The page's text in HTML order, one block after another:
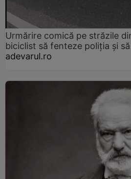
Urmărire comică pe străzile
biciclist să fenteze poliția și
adevarul.ro